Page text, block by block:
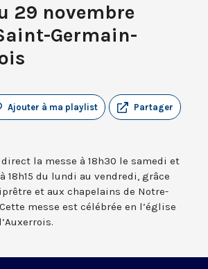
29 novembre
Germain-
Partager
Ajouter à ma playlist
direct la messe à 18h30 le samedi et
18h15 du lundi au vendredi, grâce
et aux chapelains de Notre-
messe est célébrée en l’église